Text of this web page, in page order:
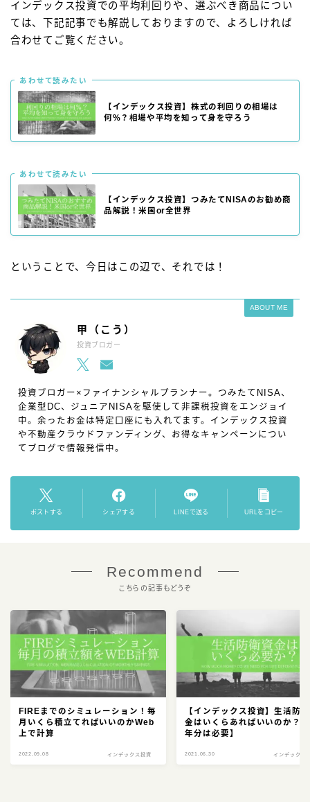
インデックス投資での平均利回りや、選ぶべき商品につい
ては、下記記事でも解説しておりますので、よろしければ
合わせてご覧ください。
あわせて読みたい
【インデックス投資】株式の利回りの相場は
何%？相場や平均を知って身を守ろう
あわせて読みたい
【インデックス投資】つみたてNISAのお勧め商
品解説！米国or全世界
ということで、今日はこの辺で、それでは！
ABOUT ME
甲（こう）
投資ブロガー
投資ブロガー×ファイナンシャルプランナー。つみたてNISA、
企業型DC、ジュニアNISAを駆使して非課税投資をエンジョイ
中。余ったお金は特定口座にも入れてます。インデックス投資
や不動産クラウドファンディング、お得なキャンペーンについ
てブログで情報発信中。
ポストする シェアする LINEで送る URLをコピー
Recommend
こちらの記事もどうぞ
FIREまでのシミュレーション！毎
月いくら積立てればいいのかWeb
上で計算
2022.09.08 インデックス投資
【インデックス投資】生活防
金はいくらあればいいのか？
年分は必要】
2021.06.30 インデックス